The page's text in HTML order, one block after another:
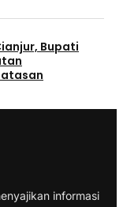
Bupati
informasi